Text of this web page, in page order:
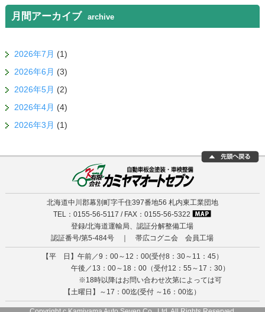
月間アーカイブ archive
2026年7月 (1)
2026年6月 (3)
2026年5月 (2)
2026年4月 (4)
2026年3月 (1)
北海道中川郡幕別町字千住397番地56 札内東工業団地
TEL：0155-56-5117 / FAX：0155-56-5322
登録/北海道運輸局、認証分解整備工場
認証番号/第5-484号 ｜ 帯広コグニ会 会員工場
【平 日】午前／9：00～12：00(受付8：30～11：45）
午後／13：00～18：00（受付12：55～17：30）
※18時以降はお問い合わせ次第によっては可
【土曜日】～17：00迄(受付 ～16：00迄）